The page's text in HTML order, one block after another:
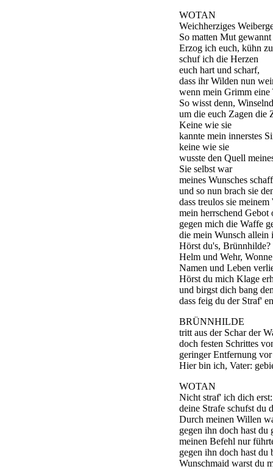
WOTAN
Weichherziges
So matten Mut
Erzog ich euch, kühn
schuf ich die Herzen
euch hart und scharf,
dass ihr Wilden nun
wenn mein Grimm eine
So wisst denn,
um die euch Zagen die
Keine wie sie
kannte mein innerstes
keine wie sie
wusste den Quell
Sie selbst war
meines Wunsches
und so nun brach sie
dass treulos sie
mein herrschend Gebot
gegen mich die Waffe
die mein Wunsch allein
Hörst du's,
Helm und Wehr,
Namen und Leben
Hörst du mich Klage
und birgst dich bang
dass feig du der Straf'
BRÜNNHILDE
tritt aus der Schar der
doch festen Schrittes
geringer Entfernung
Hier bin ich, Vater:
WOTAN
Nicht straf' ich dich erst:
deine Strafe schufst du
Durch meinen Willen
gegen ihn doch hast du
meinen Befehl nur
gegen ihn doch hast du
Wunschmaid warst du